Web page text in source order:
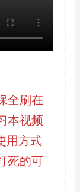
全刷在
本视频
用方式
死的可